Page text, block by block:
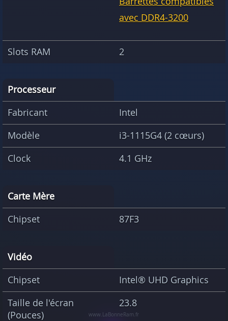
avec DDR4-3200
Slots RAM 2
Processeur
Fabricant
Intel
Modèle
i3-1115G4 (2 cœurs)
Clock
4.1 GHz
Carte Mère
Chipset
87F3
Vidéo
Chipset
Intel® UHD Graphics
Taille de l'écran
(Pouces)
23.8